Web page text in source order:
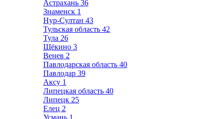
Астрахань 36
Знаменск 1
Нур-Султан 43
Тульская область 42
Тула 26
Щёкино 3
Венев 2
Павлодарская область 40
Павлодар 39
Аксу 1
Липецкая область 40
Липецк 25
Елец 2
Усмань 1